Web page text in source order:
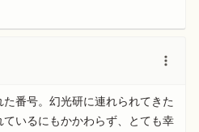
番号。幻光研に連れられてきた
いるにもかかわらず、とても幸